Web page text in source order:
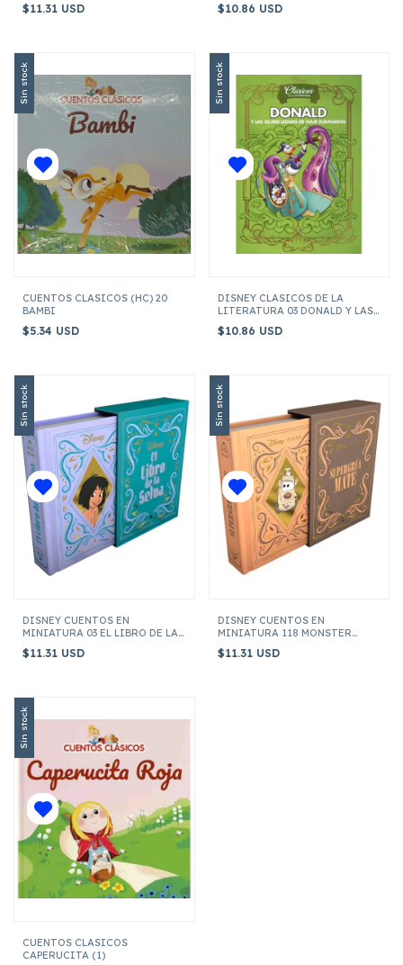
$11.31 USD $10.86 USD
Sin stock
CUENTOS CLASICOS (HC) 20
BAMBI
$5.34 USD
Sin stock
DISNEY CLASICOS DE LA
LITERATURA 03 DONALD Y LAS
SUBMARINO
$10.86 USD
Sin stock
DISNEY CUENTOS EN
MINIATURA 03 EL LIBRO DE LA
$11.31 USD
Sin stock
DISNEY CUENTOS EN
MINIATURA 118 MONSTER
$11.31 USD
Sin stock
CUENTOS CLASICOS
CAPERUCITA (1)